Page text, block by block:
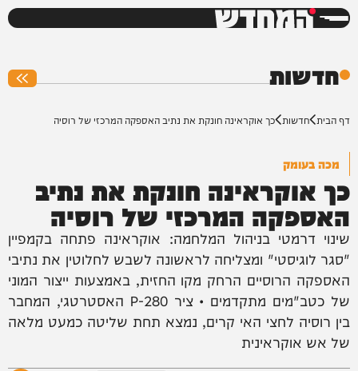
המחדש
חדשות
דף הבית חדשות כך אוקראינה חונקת את נתיב האספקה המרכזי של רוסיה
מכה בעומק
כך אוקראינה חונקת את נתיב
האספקה המרכזי של רוסיה
שינוי דרמטי בניהול המלחמה: אוקראינה פתחה בקמפיין
"סגר לוגיסטי" ומצליחה לראשונה לשבש לחלוטין את נתיבי
האספקה הרוסיים הרחק מקו החזית, באמצעות ייצור המוני
של כטב"מים מתקדמים • ציר P-280 האסטרטגי, המחבר
בין רוסיה לחצי האי קרים, נמצא תחת שליטה כמעט מלאה
של אש אוקראינית